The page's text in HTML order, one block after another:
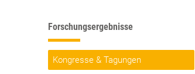
Forschungsergebnisse
Kongresse & Tagungen